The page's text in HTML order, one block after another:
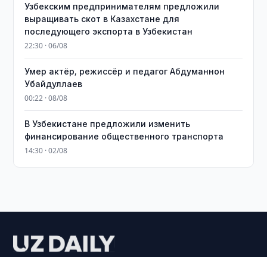
Узбекским предпринимателям предложили
выращивать скот в Казахстане для
последующего экспорта в Узбекистан
22:30 · 06/08
Умер актёр, режиссёр и педагог Абдуманнон
Убайдуллаев
00:22 · 08/08
В Узбекистане предложили изменить
финансирование общественного транспорта
14:30 · 02/08